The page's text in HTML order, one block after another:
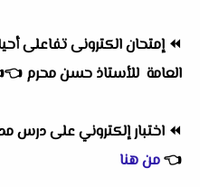
⏪إمتحان الكترونى تفاعلى
العامة للأستاذ حسن محرم 👈
⏪ اختبار إلكتروني على درس
👈من هنا